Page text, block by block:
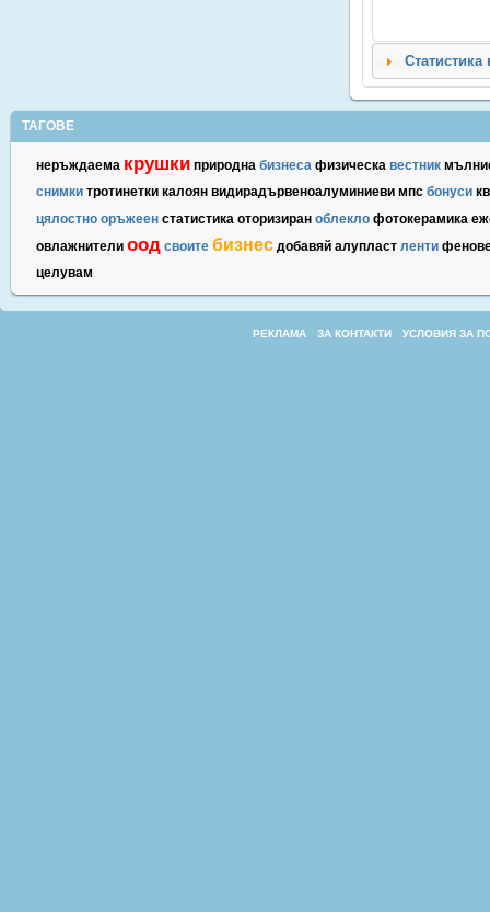
Статистика
ТАГОВЕ
неръждаема крушки природна бизнеса физическа вестник
снимки тротинетки калоян видирадървеноалуминиеви мпс бонуси
цялостно оръжеен статистика оторизиран облекло фотокерамика
овлажнители оод своите бизнес добавяй алупласт ленти
целувам
РЕКЛАМА ЗА КОНТАКТИ УСЛОВИЯ ЗА